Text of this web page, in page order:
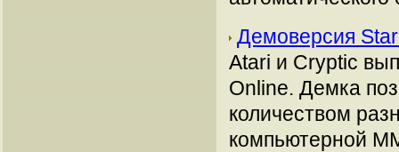
Демоверсия
Atari и Cryptic
Online. Демка
количеством
компьютерной